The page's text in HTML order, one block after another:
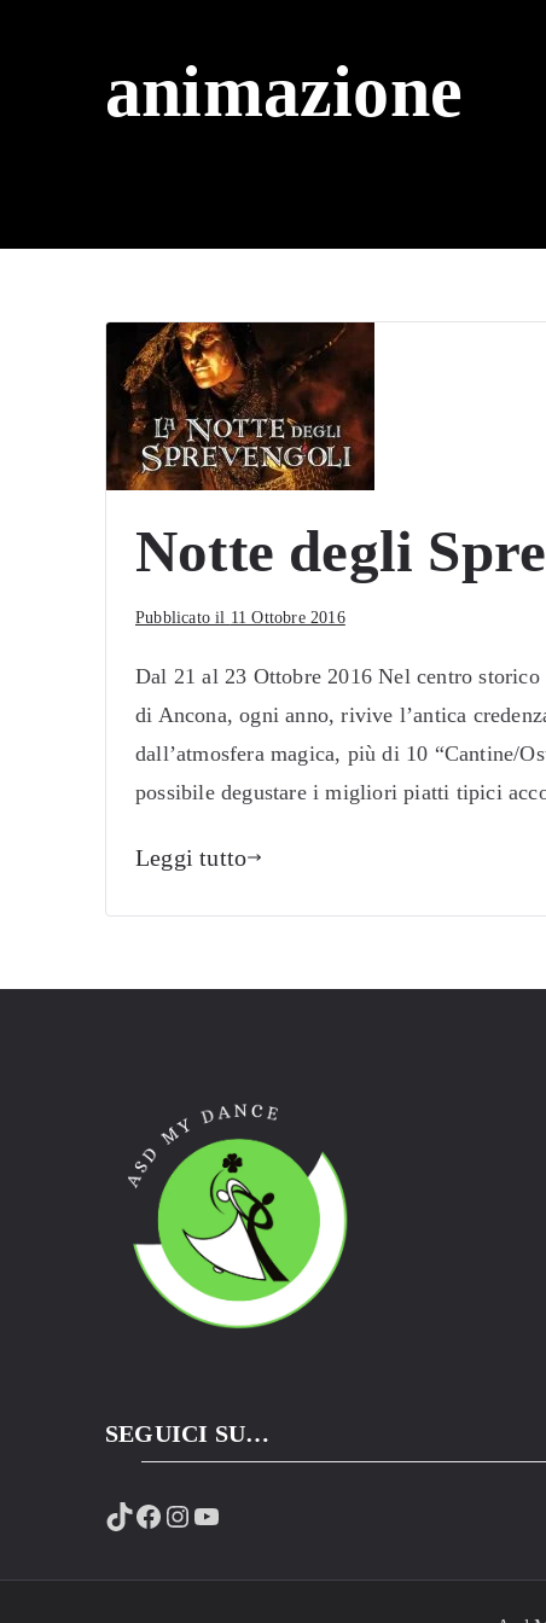
animazione
Notte degli
Pubblicato il 11 Ottobre 2016
Dal 21 al 23 Ottobre 2016 Nel centro
di Ancona, ogni anno, rivive l’antica
dall’atmosfera magica, più di 10 “Cantine/
possibile degustare i migliori piatti tipici
Leggi tutto
SEGUICI SU…
TikTok
Facebook
Instagram
YouTube